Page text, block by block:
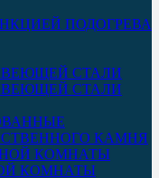
ПОДОГРЕВА
СТАЛИ
СТАЛИ
КАМНЯ
КОМНАТЫ